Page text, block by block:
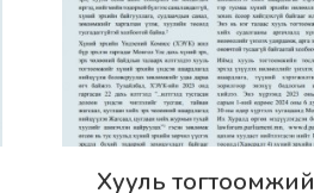
БОЛГОХ НЬ №53
Дэлгэрэнгүй
Хууль